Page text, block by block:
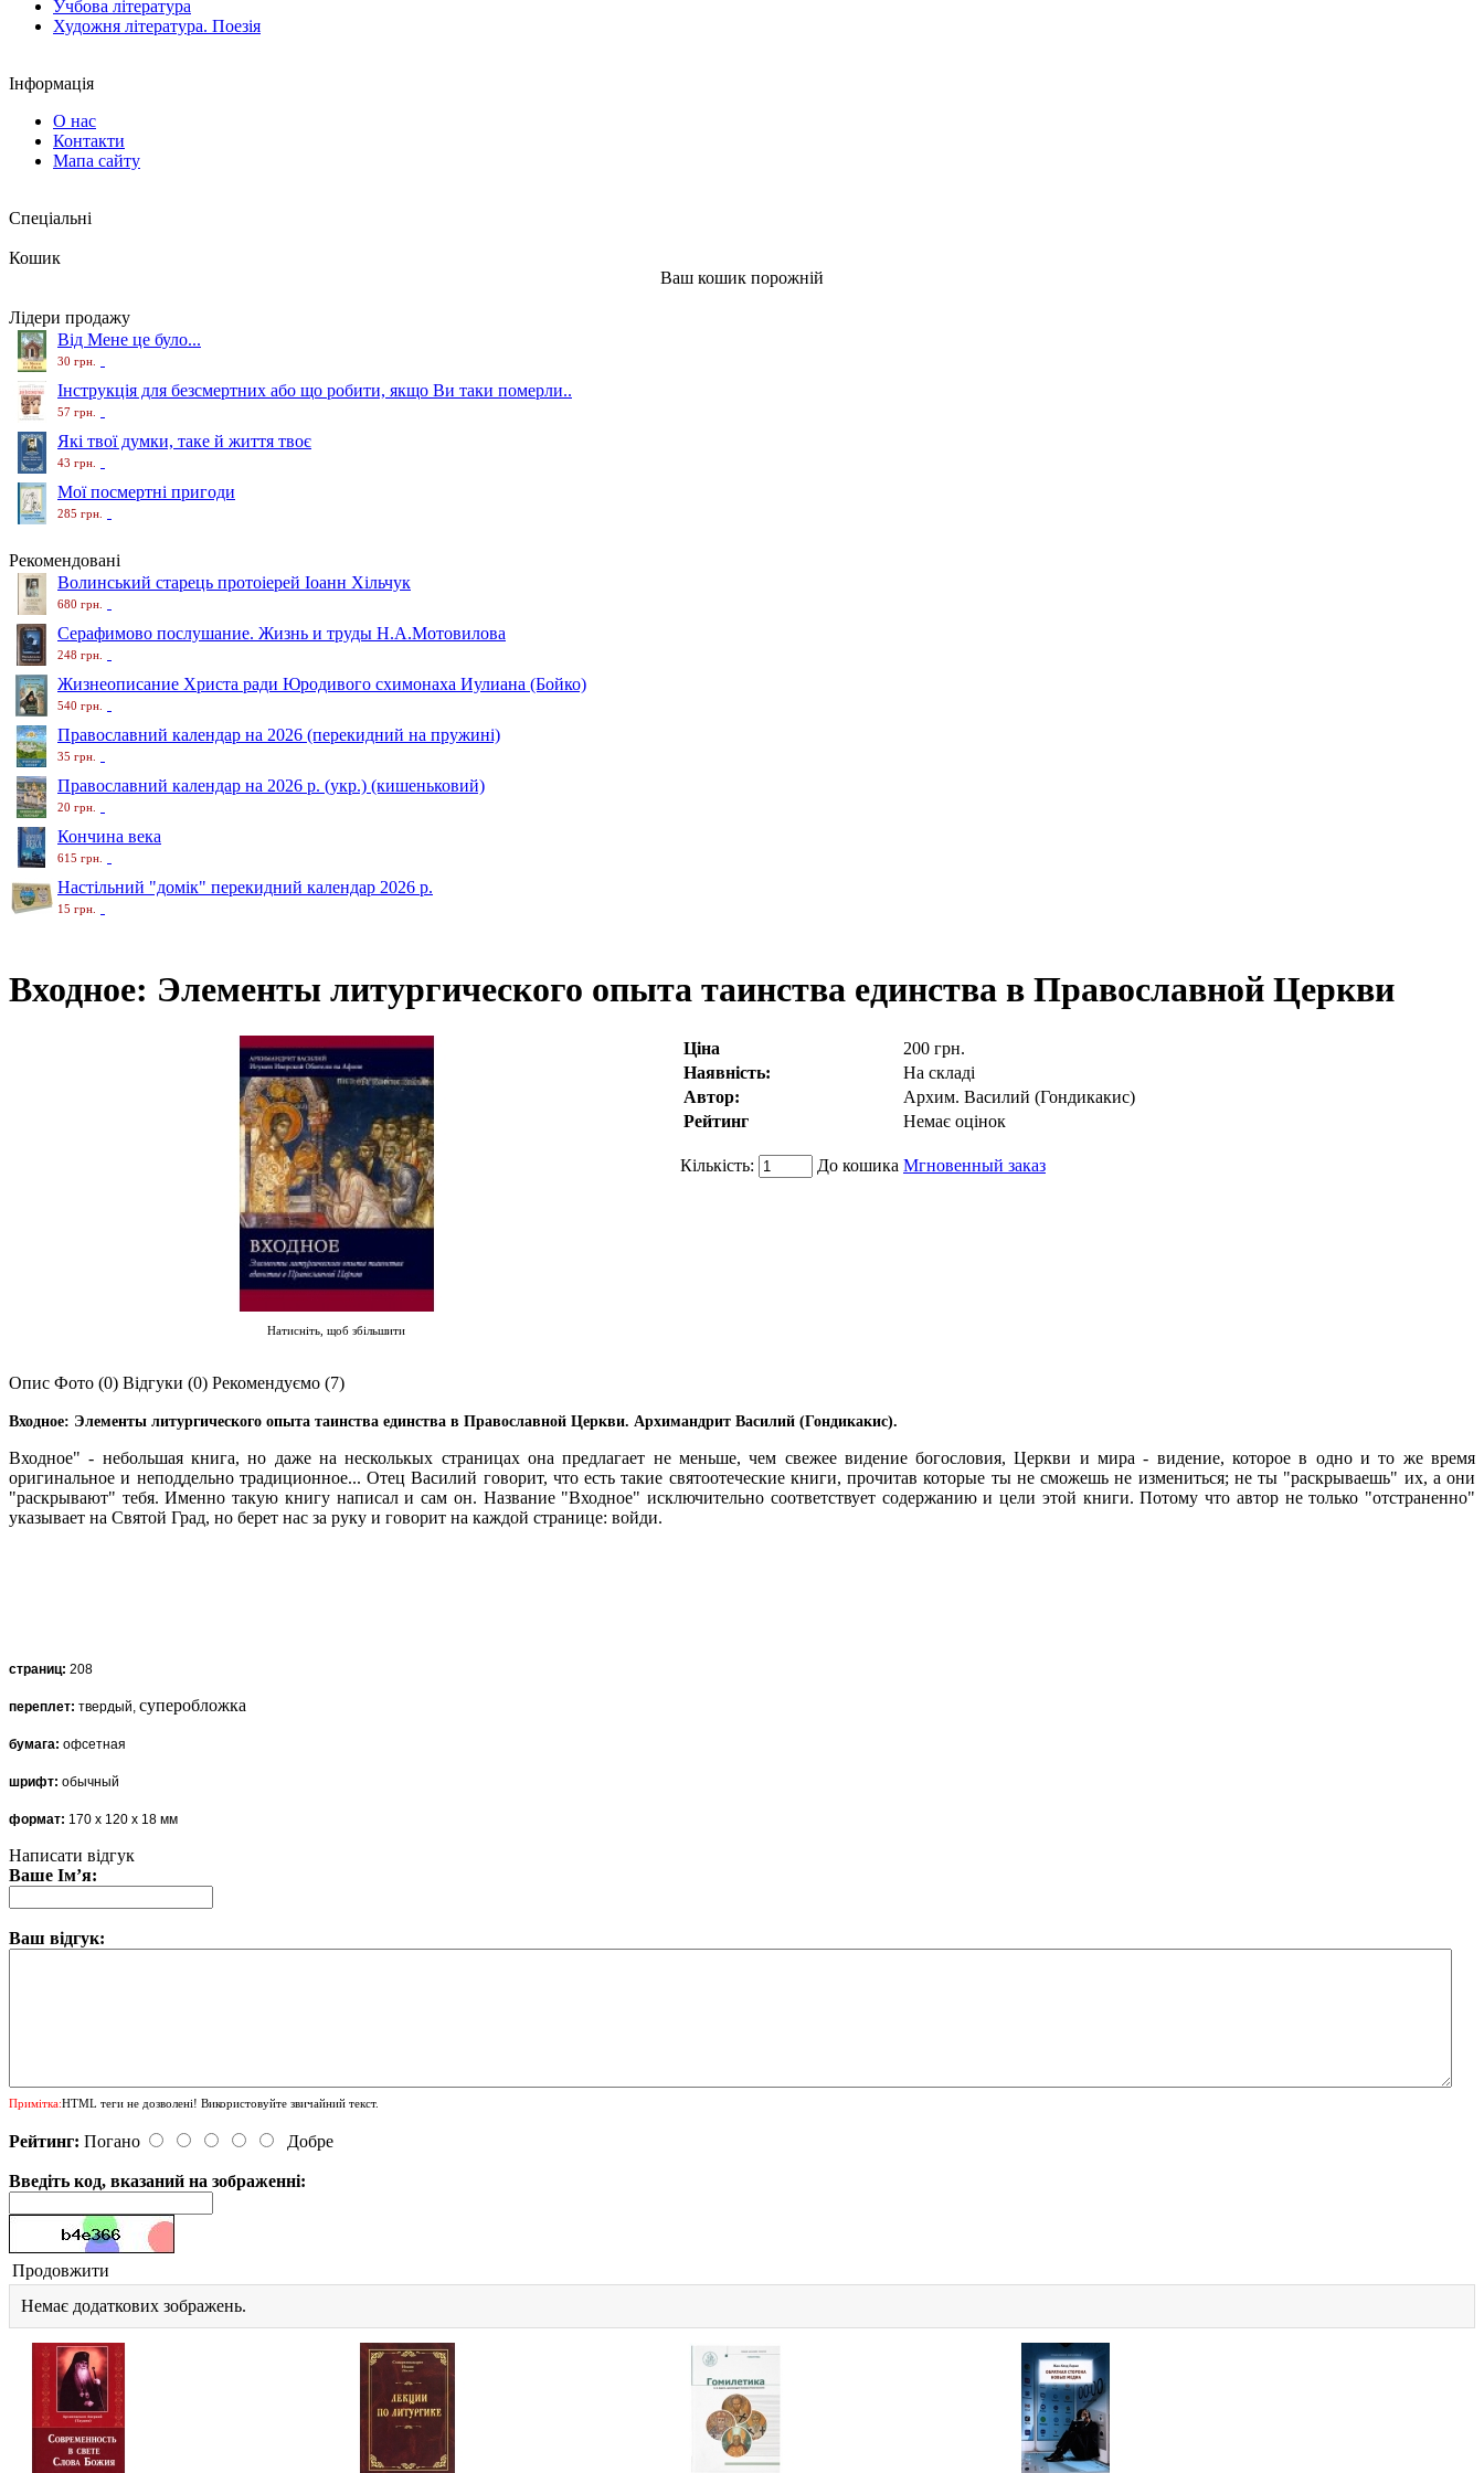
Учбова література
Художня література. Поезія
Інформація
О нас
Контакти
Мапа сайту
Спеціальні
Кошик
Ваш кошик порожній
Лідери продажу
Від Мене це було...
30 грн.
Інструкція для безсмертних або що робити, якщо Ви таки померли..
57 грн.
Які твої думки, таке й життя твоє
43 грн.
Мої посмертні пригоди
285 грн.
Рекомендовані
Волинський старець протоіерей Іоанн Хільчук
680 грн.
Серафимово послушание. Жизнь и труды Н.А.Мотовилова
248 грн.
Жизнеописание Христа ради Юродивого схимонаха Иулиана (Бойко)
540 грн.
Православний календар на 2026 (перекидний на пружині)
35 грн.
Православний календар на 2026 р. (укр.) (кишеньковий)
20 грн.
Кончина века
615 грн.
Настільний "домік" перекидний календар 2026 р.
15 грн.
Входное: Элементы литургического опыта таинства единства в Православной Церкви
Натисніть, щоб збільшити
Ціна
200 грн.
Наявність:
На складі
Автор:
Архим. Василий (Гондикакис)
Рейтинг
Немає оцінок
Кількість: До кошика Мгновенный заказ
Опис Фото (0) Відгуки (0) Рекомендуємо (7)
Входное: Элементы литургического опыта таинства единства в Православной Церкви. Архимандрит Василий (Гондикакис).
Входное" - небольшая книга, но даже на несколькых страницах она предлагает не меньше, чем свежее видение богословия, Церкви и мира - видение, которое в одно и то же время
оригинальное и неподдельно традиционное... Отец Василий говорит, что есть такие святоотеческие книги, прочитав которые ты не сможешь не измениться; не ты "раскрываешь" их, а они
"раскрывают" тебя. Именно такую книгу написал и сам он. Название "Входное" исключительно соответствует содержанию и цели этой книги. Потому что автор не только "отстраненно"
указывает на Святой Град, но берет нас за руку и говорит на каждой странице: войди.
страниц: 208
переплет: твердый, суперобложка
бумага: офсетная
шрифт: обычный
формат: 170 х 120 х 18 мм
Написати відгук
Ваше Ім’я:
Ваш відгук:
Примітка:HTML теги не дозволені! Використовуйте звичайний текст.
Рейтинг: Погано Добре
Введіть код, вказаний на зображенні:
Продовжити
Немає додаткових зображень.